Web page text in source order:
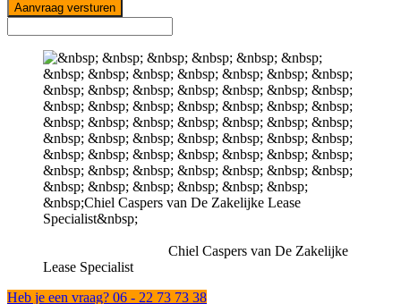
Aanvraag versturen
Chiel Caspers van De Zakelijke
Lease Specialist
Heb je een vraag? 06 - 22 73 73 38